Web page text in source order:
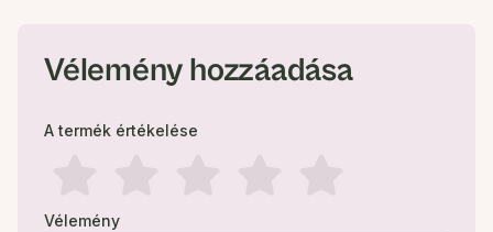
Vélemény hozzáadása
A termék értékelése
Vélemény